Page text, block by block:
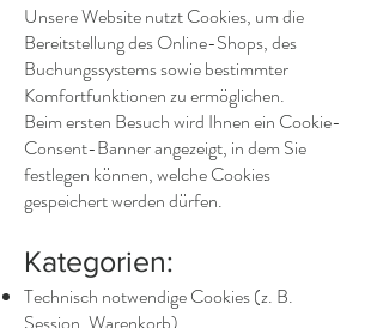
Unsere Website nutzt Cookies, um die
Bereitstellung des Online-Shops, des
Buchungssystems sowie bestimmter
Komfortfunktionen zu ermöglichen.
Beim ersten Besuch wird Ihnen ein Cookie-
Consent-Banner angezeigt, in dem Sie
festlegen können, welche Cookies
gespeichert werden dürfen.
Kategorien:
Technisch notwendige Cookies (z. B.
Session, Warenkorb)